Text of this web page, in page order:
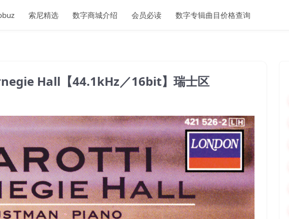
索尼精选 数字商城介绍 会员必读 数字专辑曲目价格查询
Hall【44.1kHz／16bit】瑞士区